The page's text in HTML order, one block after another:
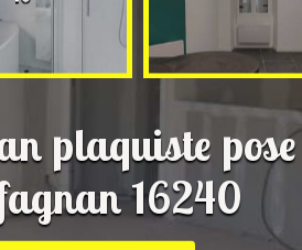
plaquiste
16240